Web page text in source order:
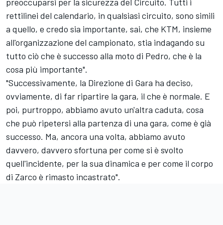
rettilinei del calendario, in qualsiasi circuito, sono simili
a quello, e credo sia importante, sai, che KTM, insieme
all'organizzazione del campionato, stia indagando su
tutto ciò che è successo alla moto di Pedro, che è la
cosa più importante".
"Successivamente, la Direzione di Gara ha deciso,
ovviamente, di far ripartire la gara, il che è normale. E
poi, purtroppo, abbiamo avuto un'altra caduta, cosa
che può ripetersi alla partenza di una gara, come è già
successo. Ma, ancora una volta, abbiamo avuto
davvero, davvero sfortuna per come si è svolto
quell'incidente, per la sua dinamica e per come il corpo
di Zarco è rimasto incastrato".